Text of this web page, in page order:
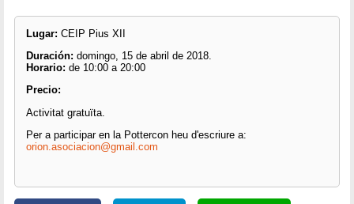
Lugar: CEIP Pius XII
Duración: domingo, 15 de abril de 2018.
Horario: de 10:00 a 20:00
Precio:
Activitat gratuïta.
Per a participar en la Pottercon heu d'escriure a:
orion.asociacion@gmail.com